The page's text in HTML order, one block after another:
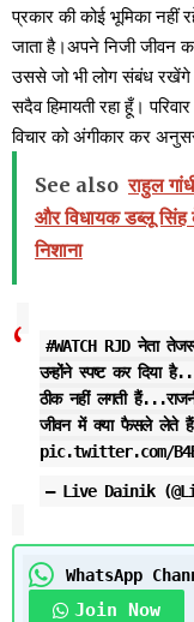
प्रकार की कोई भूमिका नहीं
जाता है।अपने निजी जीवन
उससे जो भी लोग संबंध रखेंगे
सदैव हिमायती रहा हूँ।
विचार को अंगीकार कर
See also राहुल
और विधायक डब्लू सिंह
निशाना
#WATCHRJD नेता
उन्होंने स्पष्ट कर दिया
ठीक नहीं लगती
जीवन में क्या फैसले लेते
pic.twitter.com/
— Live Dainik
WhatsApp
Join Now